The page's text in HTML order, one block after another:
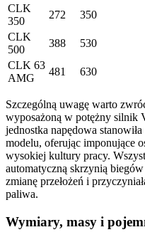
CLK
350
272 350
CLK
500
388 530
CLK 63
AMG
481 630
Szczególną uwagę warto
wyposażoną w potężny silnik
jednostka napędowa
modelu, oferując imponujące
wysokiej kultury pracy.
automatyczną skrzynią
zmianę przełożeń i
paliwa.
Wymiary, masy i